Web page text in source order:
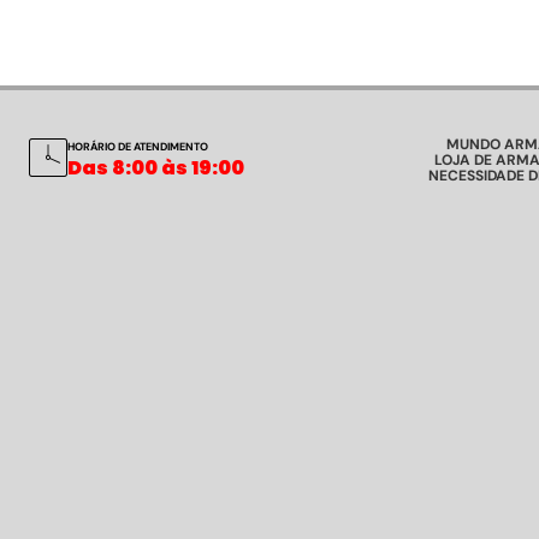
HORÁRIO DE ATENDIMENTO
Das 8:00 às 19:00
MUNDO
LOJA DE
NECESSIDADE